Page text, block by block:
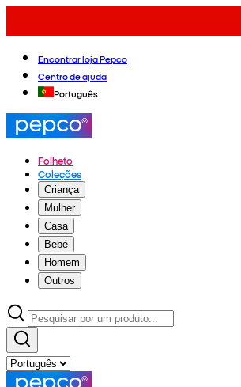
Encontrar loja Pepco
Centro de ajuda
Português
Folheto
Coleções
Criança
Mulher
Casa
Bebé
Homem
Outros